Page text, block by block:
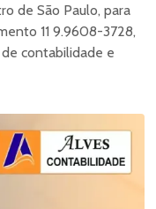
de São Paulo, para
11 9.9608-3728,
contabilidade e